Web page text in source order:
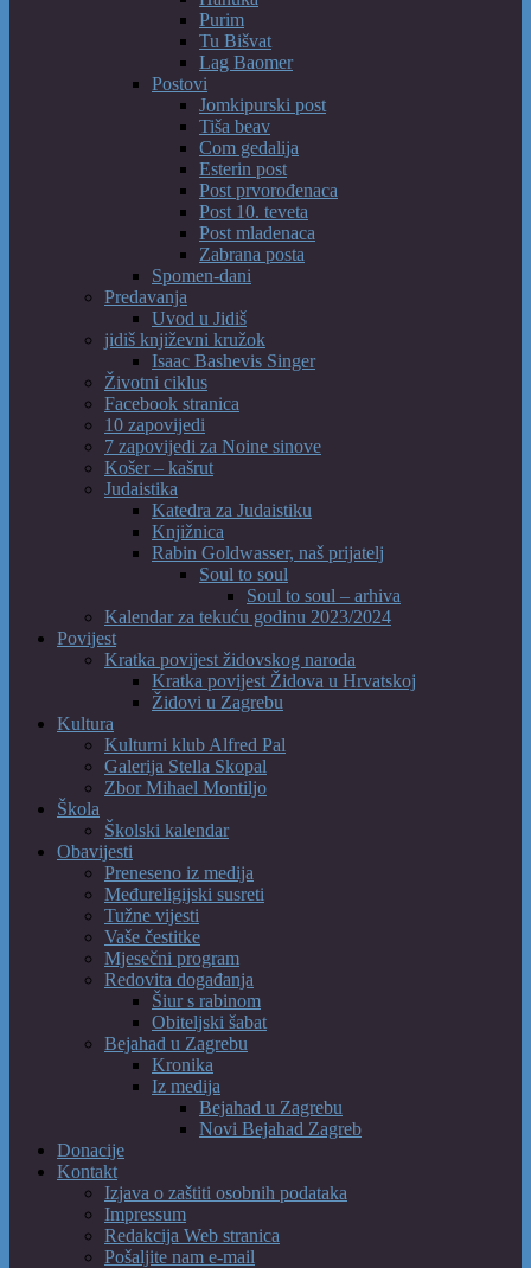
Purim
Tu Bišvat
Lag Baomer
Postovi
Jomkipurski post
Tiša beav
Com gedalija
Esterin post
Post prvorođenaca
Post 10. teveta
Post mladenaca
Zabrana posta
Spomen-dani
Predavanja
Uvod u Jidiš
jidiš književni kružok
Isaac Bashevis Singer
Životni ciklus
Facebook stranica
10 zapovijedi
7 zapovijedi za Noine sinove
Košer – kašrut
Judaistika
Katedra za Judaistiku
Knjižnica
Rabin Goldwasser, naš prijatelj
Soul to soul
Soul to soul – arhiva
Kalendar za tekuću godinu 2023/2024
Povijest
Kratka povijest židovskog naroda
Kratka povijest Židova u Hrvatskoj
Židovi u Zagrebu
Kultura
Kulturni klub Alfred Pal
Galerija Stella Skopal
Zbor Mihael Montiljo
Škola
Školski kalendar
Obavijesti
Preneseno iz medija
Međureligijski susreti
Tužne vijesti
Vaše čestitke
Mjesečni program
Redovita događanja
Šiur s rabinom
Obiteljski šabat
Bejahad u Zagrebu
Kronika
Iz medija
Bejahad u Zagrebu
Novi Bejahad Zagreb
Donacije
Kontakt
Izjava o zaštiti osobnih podataka
Impressum
Redakcija Web stranica
Pošaljite nam e-mail